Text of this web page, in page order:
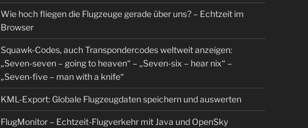
Wie hoch fliegen die Flugzeuge gerade über uns? – Echtzeit im
Browser
Squawk-Codes, auch Transpondercodes weltweit anzeigen:
„Seven-seven – going to heaven“ – „Seven-six – hear nix“ –
„Seven-five – man with a knife“
KML-Export: Globale Flugzeugdaten speichern und auswerten
FlugMonitor – Echtzeit-Flugverkehr mit Java und OpenSky